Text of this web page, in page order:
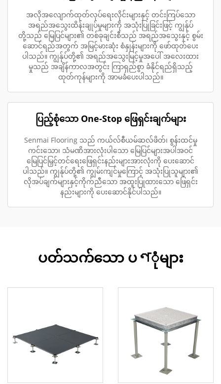
အလိုအလျောက်ထုတ်လုပ်ရေးလိုင်းများနှင့် တင်းကြပ်သော
အရည်အသွေးထိန်းချုပ်မှုများကို အသုံးပြုခြင်းဖြင့် ကျွန်ုပ်
တို့သည် မြေပြင်များ၏ တစ်ခုချင်းစီသည် အရည်အသွေးနှင့် စွမ်း
ဆောင်ရည်အတွက် အမြင့်မားဆုံး စံနှုန်းများကို ဖော်ထုတ်ပေး
ပါသည်။ ကျွန်ုပ်တို့၏ အရည်အသွေးမြင့်မှုအပေါ် အလေးထား
မှုသည် အချိန်ကာလအတွင်း ကြာရှည်စွာ ခံနိုင်ရည်ရှိသည့်
ထုတ်ကုန်များကို အာမခံပေးပါသည်။
ပြည့်စုံသော One-Stop ဖြေရှင်းချက်များ
Senmai Flooring သည် ကယ်လ်စီယမ်ဆလ်ဖိတ်၊ စွန်းထင်မှု
ကင်းသော၊ သံမဏိအားလုံးပါသော မြေပြင်များအပါအဝင်
မြေပြင်မြှင့်တင်ရေးဖြေရှင်းနည်းများအားလုံးကို ပေးဆောင်
ပါသည်။ ကျွန်ုပ်တို့၏ ကျွမ်းကျင်မှုကြောင့် အသုံးပြုသူများ၏
လိုအပ်ချက်များနှင့်ကိုက်ညီသော အထူးပြုထားသော ဖြေရှင်း
နည်းများကို ပေးဆောင်နိုင်ပါသည်။
ပတ်သက်သော ပণုံများ